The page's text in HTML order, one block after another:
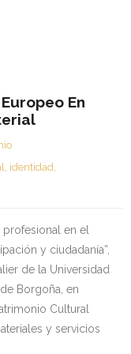
En
, identidad,
profesional en el
y ciudadanía”,
de la Universidad
Borgoña, en
Cultural
y servicios